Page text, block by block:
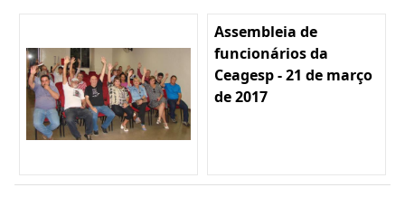
Assembleia de
funcionários da
Ceagesp - 21 de março
de 2017